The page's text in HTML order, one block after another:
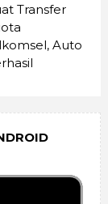
Transfer
Auto